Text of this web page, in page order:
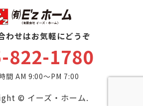
わせはお気軽にどうぞ
822-1780
間 AM 9:00～PM 7:00
© イーズ・ホーム.